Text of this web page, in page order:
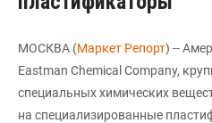
МОСКВА (Маркет Репорт) --
Eastman Chemical Company,
специальных химических
на специализированные